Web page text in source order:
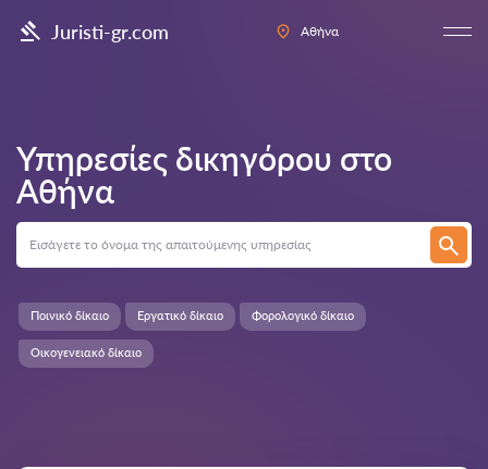
Juristi-gr.com Αθήνα
Υπηρεσίες δικηγόρου στο
Αθήνα
Οικογενειακό δίκαιο
Ποινικό δίκαιο Εργατικό δίκαιο Φορολογικό δίκαιο